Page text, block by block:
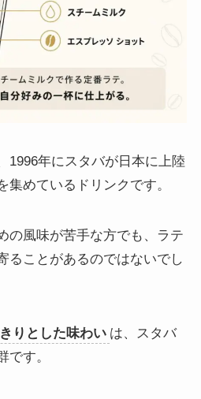
1996年にスタバが日本に上陸
集めているドリンクです。
の風味が苦手な方でも、ラテ
ることがあるのではないでし
りとした味わい は、スタバ
です。